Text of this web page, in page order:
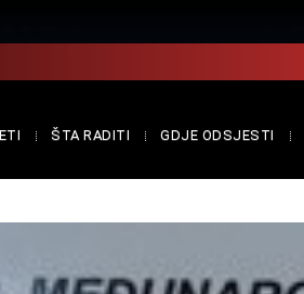
ŠTA RADITI GDJE ODSJESTI